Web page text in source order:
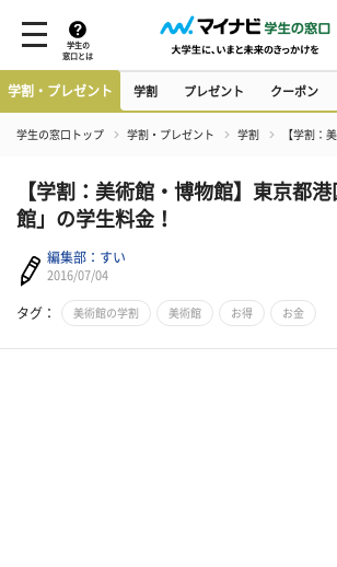
学生の
窓口とは
学割・プレゼント 学割 プレゼント クーポン
学生の窓口トップ 学割・プレゼント 学割 【学割：
【学割：美術館・博物館】東京都
館」の学生料金！
編集部：すい
2016/07/04
タグ： 美術館の学割 美術館 お得 お金